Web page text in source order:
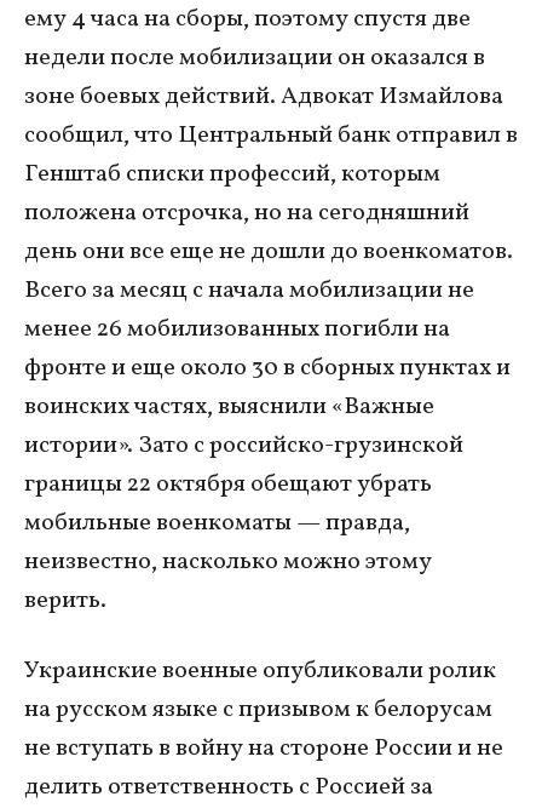
ему 4 часа на сборы, поэтому спустя две
недели после мобилизации он оказался в
зоне боевых действий. Адвокат Измайлова
сообщил, что Центральный банк отправил в
Генштаб списки профессий, которым
положена отсрочка, но на сегодняшний
день они все еще не дошли до военкоматов.
Всего за месяц с начала мобилизации не
менее 26 мобилизованных погибли на
фронте и еще около 30 в сборных пунктах и
воинских частях, выяснили «Важные
истории». Зато с российско-грузинской
границы 22 октября обещают убрать
мобильные военкоматы — правда,
неизвестно, насколько можно этому
верить.
Украинские военные опубликовали ролик
на русском языке с призывом к белорусам
не вступать в войну на стороне России и не
делить ответственность с Россией за